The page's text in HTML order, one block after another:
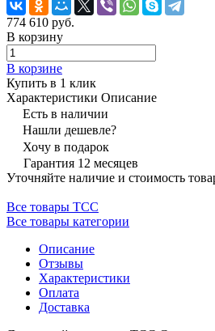
774 610 руб.
В корзину
В корзине
Купить в 1 клик
Характеристики Описание
Есть в наличии
Нашли дешевле?
Хочу в подарок
Гарантия 12 месяцев
Уточняйте наличие и стоимость
Все товары ТСС
Все товары категории
Описание
Отзывы
Характеристики
Оплата
Доставка